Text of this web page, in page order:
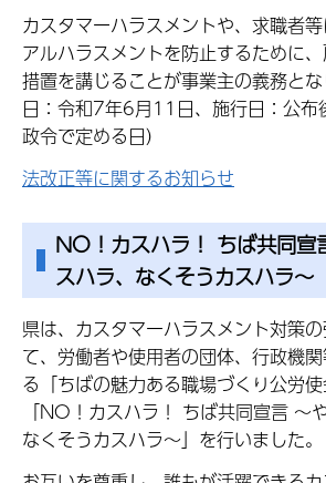
カスタマーハラスメントや、求職者
アルハラスメントを防止するために
措置を講じることが事業主の義務と
日：令和7年6月11日、施行日：公
政令で定める日）
法改正等に関するお知らせ
NO！カスハラ！ ちば共同宣
スハラ、なくそうカスハラ～
県は、カスタマーハラスメント対策
て、労働者や使用者の団体、行政機
る「ちばの魅力ある職場づくり公労使
「NO！カスハラ！ ちば共同宣言 ～
なくそうカスハラ～」を行いました。